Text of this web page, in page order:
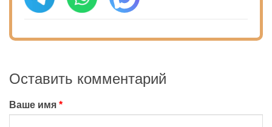
Оставить комментарий
Ваше имя